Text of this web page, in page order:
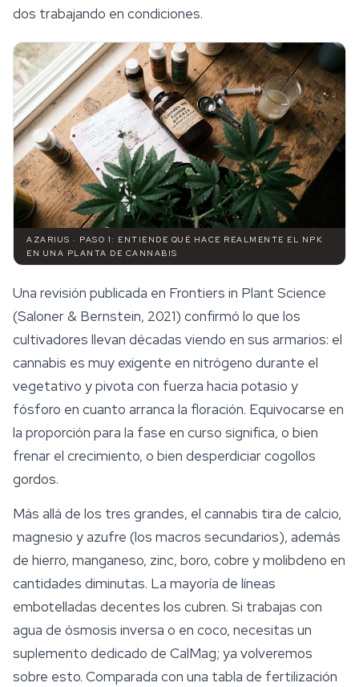
dos trabajando en condiciones.
AZARIUS · PASO 1: ENTIENDE QUÉ HACE REALMENTE EL NPK
EN UNA PLANTA DE CANNABIS
Una revisión publicada en Frontiers in Plant Science
(Saloner & Bernstein, 2021) confirmó lo que los
cultivadores llevan décadas viendo en sus armarios: el
cannabis es muy exigente en nitrógeno durante el
vegetativo y pivota con fuerza hacia potasio y
fósforo en cuanto arranca la floración. Equivocarse en
la proporción para la fase en curso significa, o bien
frenar el crecimiento, o bien desperdiciar cogollos
gordos.
Más allá de los tres grandes, el cannabis tira de calcio,
magnesio y azufre (los macros secundarios), además
de hierro, manganeso, zinc, boro, cobre y molibdeno en
cantidades diminutas. La mayoría de líneas
embotelladas decentes los cubren. Si trabajas con
agua de ósmosis inversa o en coco, necesitas un
suplemento dedicado de CalMag; ya volveremos
sobre esto. Comparada con una tabla de fertilización